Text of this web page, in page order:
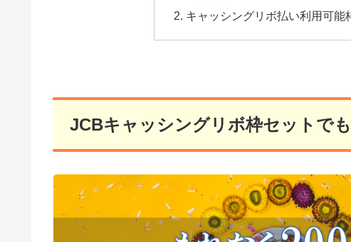
キャッシングリボ払い利用可能
JCBキャッシングリボ枠セットで